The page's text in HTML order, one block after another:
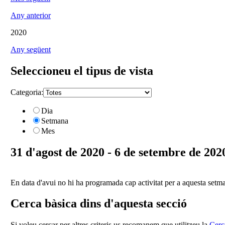
Any anterior
2020
Any següent
Seleccioneu el tipus de vista
Categoria:
Dia
Setmana
Mes
31 d'agost de 2020 - 6 de setembre de
En data d'avui no hi ha programada cap activitat per a aquesta
Cerca bàsica dins d'aquesta secció